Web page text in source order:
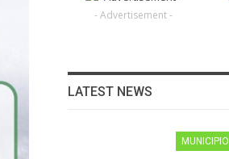
- Advertisement -
LATEST NEWS
MUNICIPIO